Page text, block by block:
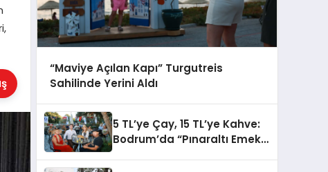
“Maviye Açılan Kapı” Turgutreis
Sahilinde Yerini Aldı
5 TL’ye Çay, 15 TL’ye Kahve:
Bodrum’da “Pınaraltı Emekli